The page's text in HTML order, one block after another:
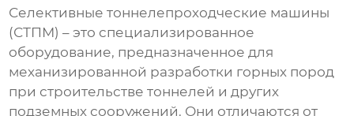
Селективные тоннелепроходческие машины
(СТПМ) – это специализированное
оборудование, предназначенное для
механизированной разработки горных пород
при строительстве тоннелей и других
подземных сооружений. Они отличаются от